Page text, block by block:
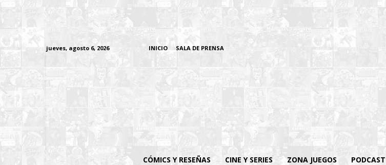
jueves, agosto 6, 2026 INICIO SALA DE PRENSA
CÓMICS Y RESEÑAS CINE Y SERIES ZONA JUEGOS PODCAST